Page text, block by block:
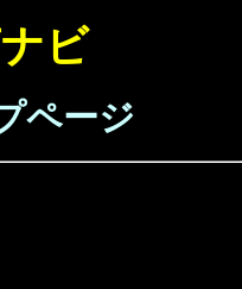
ビ
ページ